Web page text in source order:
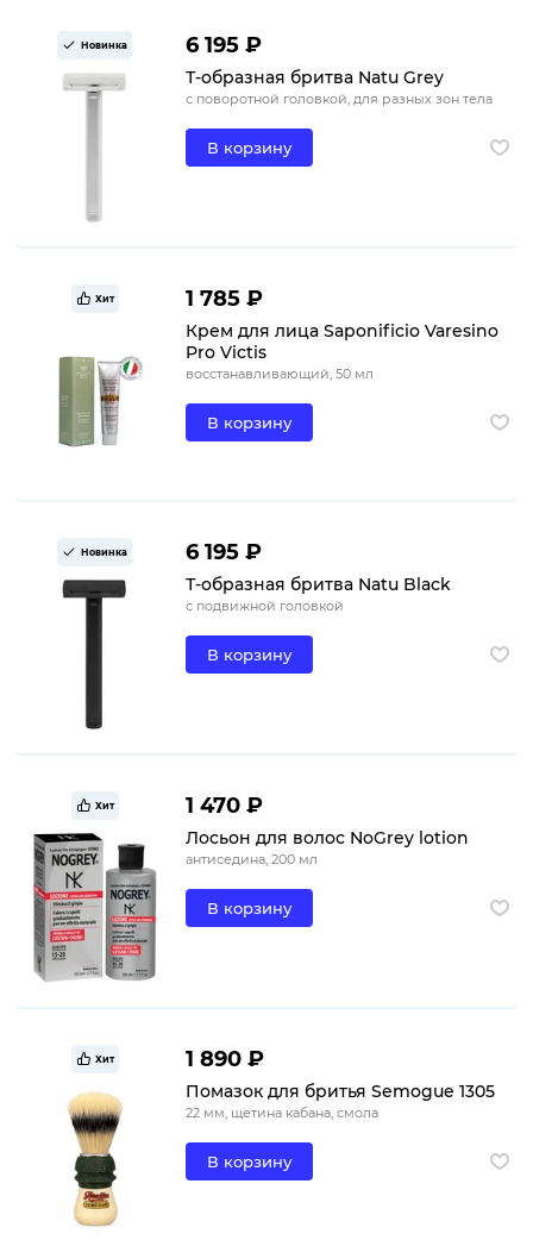
Новинка 6 195 ₽
Т-образная бритва Natu Grey
с поворотной головкой, для разных зон тела
В корзину
Хит 1 785 ₽
Крем для лица Saponificio Varesino
Pro Victis
восстанавливающий, 50 мл
В корзину
Новинка 6 195 ₽
Т-образная бритва Natu Black
с подвижной головкой
В корзину
Хит 1 470 ₽
Лосьон для волос NoGrey lotion
антиседина, 200 мл
В корзину
Хит 1 890 ₽
Помазок для бритья Semogue 1305
22 мм, щетина кабана, смола
В корзину